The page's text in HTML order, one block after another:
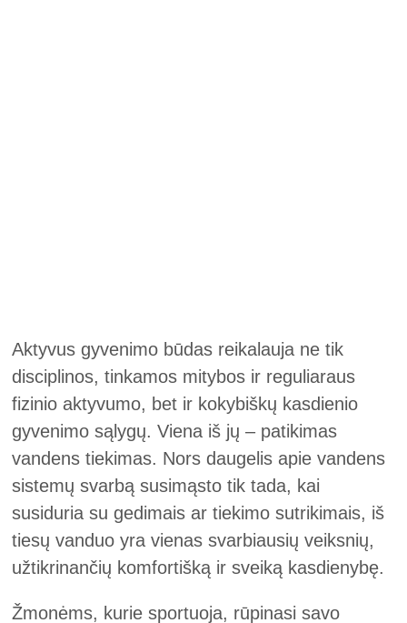
Aktyvus gyvenimo būdas reikalauja ne tik
disciplinos, tinkamos mitybos ir reguliaraus
fizinio aktyvumo, bet ir kokybiškų kasdienio
gyvenimo sąlygų. Viena iš jų – patikimas
vandens tiekimas. Nors daugelis apie vandens
sistemų svarbą susimąsto tik tada, kai
susiduria su gedimais ar tiekimo sutrikimais, iš
tiesų vanduo yra vienas svarbiausių veiksnių,
užtikrinančių komfortišką ir sveiką kasdienybę.
Žmonėms, kurie sportuoja, rūpinasi savo